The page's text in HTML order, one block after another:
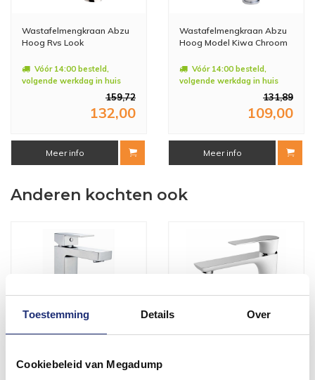
Toestemming Details Over
Cookiebeleid van Megadump
Wastafelmengkraan Abzu
Hoog Rvs Look
Vóór 14:00 besteld,
volgende werkdag in huis
159,72
132,00
Meer info
Wastafelmengkraan Abzu
Hoog Model Kiwa Chroom
Vóór 14:00 besteld,
volgende werkdag in huis
131,89
109,00
Meer info
Anderen kochten ook